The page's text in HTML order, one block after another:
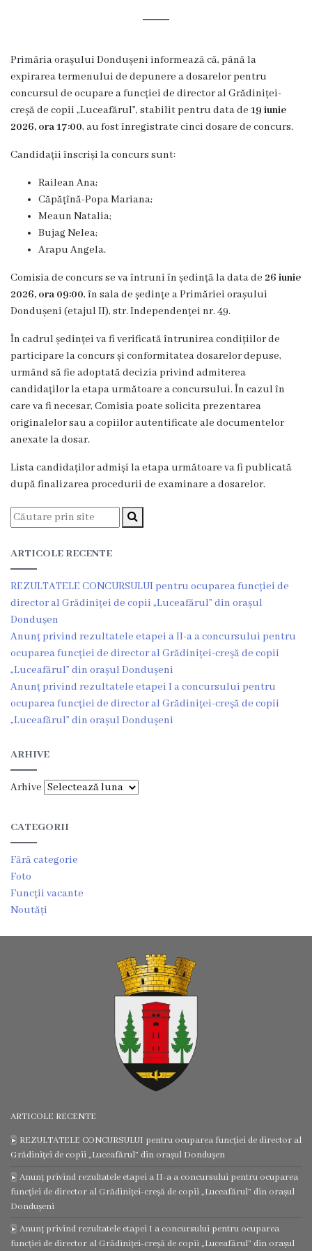
culturală
Oameni
de
Valoare
Ofertă
investițională
Primăria
Primarul
Dispozițiile
primarului
Rapoartele
primarului
Declarația
de
managerială
Regulamentul
intern
Planuri
de
acțiuni
vacante
Componența
consiliului
Secretarul
Regulamentul
Bugetul
orașului
Strategia
de
dezvoltare
Primăria orașului Dondușeni informează că, până la
expirarea termenului de depunere a dosarelor pentru
concursul de ocupare a funcției de director al Grădiniței-
creșă de copii „Luceafărul”, stabilit pentru data de 19 iunie
2026, ora 17:00, au fost înregistrate cinci dosare de concurs.
Candidații înscriși la concurs sunt:
Railean Ana;
Căpățînă-Popa Mariana;
Meaun Natalia;
Bujag Nelea;
Arapu Angela.
Comisia de concurs se va întruni în ședință la data de 26 iunie
2026, ora 09:00, în sala de ședințe a Primăriei orașului
Dondușeni (etajul II), str. Independenței nr. 49.
În cadrul ședinței va fi verificată întrunirea condițiilor de
participare la concurs și conformitatea dosarelor depuse,
urmând să fie adoptată decizia privind admiterea
candidaților la etapa următoare a concursului. În cazul în
care va fi necesar, Comisia poate solicita prezentarea
originalelor sau a copiilor autentificate ale documentelor
anexate la dosar.
Lista candidaților admiși la etapa următoare va fi publicată
după finalizarea procedurii de examinare a dosarelor.
ARTICOLE RECENTE
REZULTATELE CONCURSULUI pentru ocuparea funcției de
director al Grădiniței de copii „Luceafărul” din orașul
Dondușen
Anunț privind rezultatele etapei a II-a a concursului pentru
ocuparea funcției de director al Grădiniței-creșă de copii
„Luceafărul” din orașul Dondușeni
Anunț privind rezultatele etapei I a concursului pentru
ocuparea funcției de director al Grădiniței-creșă de copii
„Luceafărul” din orașul Dondușeni
ARHIVE
Arhive
CATEGORII
Fără categorie
Foto
Funcții vacante
Noutăți
ARTICOLE RECENTE
REZULTATELE CONCURSULUI pentru ocuparea funcției de director al
Grădiniței de copii „Luceafărul” din orașul Dondușen
Anunț privind rezultatele etapei a II-a a concursului pentru ocuparea
funcției de director al Grădiniței-creșă de copii „Luceafărul” din orașul
Dondușeni
Anunț privind rezultatele etapei I a concursului pentru ocuparea
funcției de director al Grădiniței-creșă de copii „Luceafărul” din orașul